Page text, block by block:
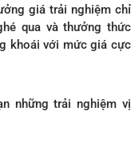
giá trải nghiệm chỉ
qua và thưởng thức
khoái với mức giá cực
những trải nghiệm vị